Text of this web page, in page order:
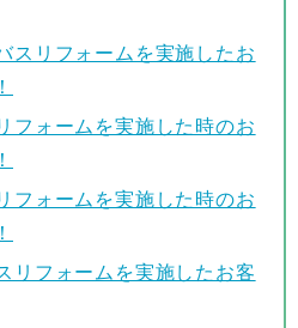
スリフォームを実施したお
フォームを実施した時のお
フォームを実施した時のお
リフォームを実施したお客